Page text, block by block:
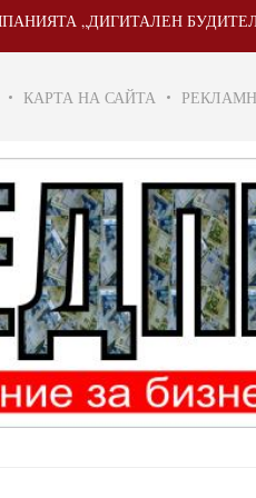
„ДИГИТАЛЕН БУДИТЕЛ“,
КАРТА НА САЙТА